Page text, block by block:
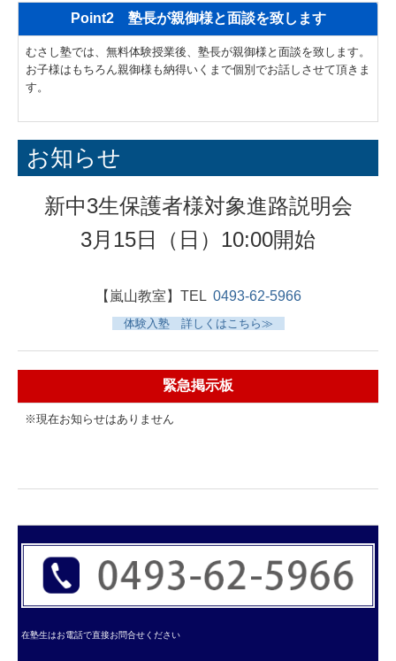
Point2 塾長が親御様と面談を致します
むさし塾では、無料体験授業後、塾長が親御様と面談を致します。
お子様はもちろん親御様も納得いくまで個別でお話しさせて頂きま
す。
お知らせ
新中3生保護者様対象進路説明会
3月15日（日）10:00開始
【嵐山教室】 TEL 0493-62-5966
体験入塾 詳しくはこちら≫
緊急掲示板
※現在お知らせはありません
在塾生はお電話で直接お問合せください